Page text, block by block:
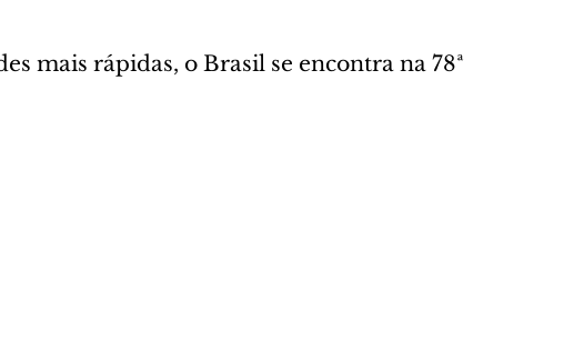
mais rápidas, o Brasil se encontra na 78ª